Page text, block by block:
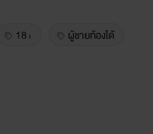
18+
ผู้ชายท้องได้